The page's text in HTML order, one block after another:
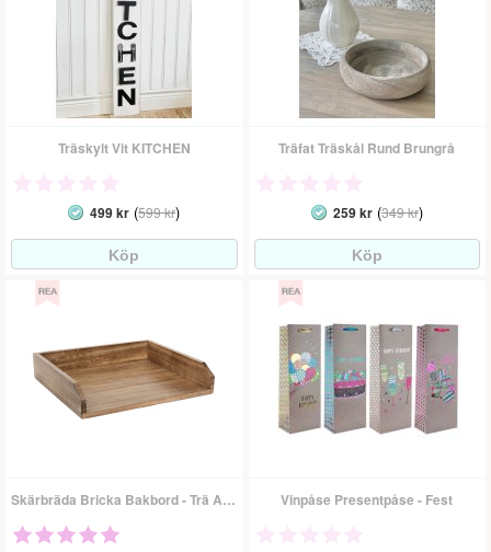
Träskylt Vit KITCHEN
499 kr (599 kr)
Träfat Träskål Rund Brungrå
259 kr(349 kr)
Skärbräda Bricka Bakbord - Trä Antik Vinpåse Presentpåse - Fest